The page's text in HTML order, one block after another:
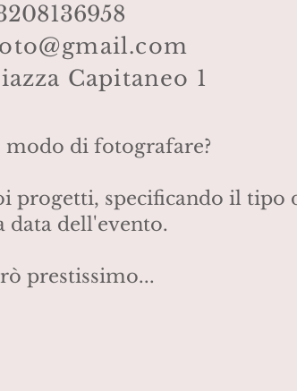
Capitaneo 1
di fotografare?
progetti, specificando il tipo
data dell'evento.
prestissimo...